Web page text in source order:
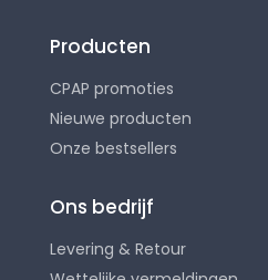
Producten
CPAP promoties
Nieuwe producten
Onze bestsellers
Ons bedrijf
Levering & Retour